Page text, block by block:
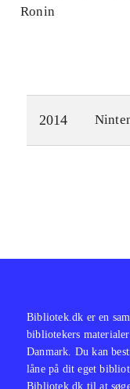
Ronin
2014
Bibliotek.dk er en
bibliotekers
Danmark. Du kan
låne på dit eget
Bibliotek.dk til at